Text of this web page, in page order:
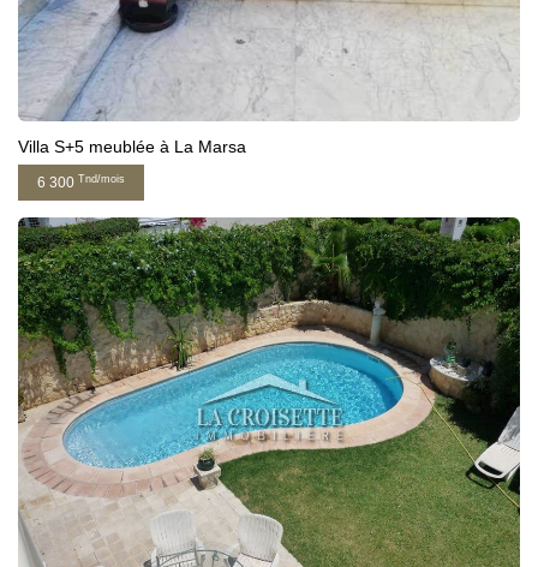
Villa S+5 meublée à La Marsa
6 300 Tnd/mois